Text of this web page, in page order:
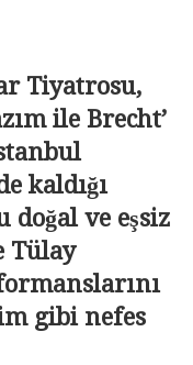
Tiyatrosu,
ile Brecht’
kaldığı
doğal ve eşsiz
Tülay
gibi nefes